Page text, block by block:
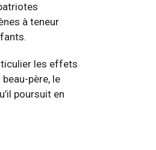
à teneur
les effets
père, le
poursuit en